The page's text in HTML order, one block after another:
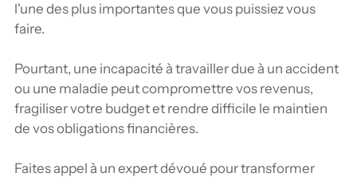
l'une des plus importantes que vous puissiez vous
faire.
Pourtant, une incapacité à travailler due à un accident
ou une maladie peut compromettre vos revenus,
fragiliser votre budget et rendre difficile le maintien
de vos obligations financières.
Faites appel à un expert dévoué pour transformer